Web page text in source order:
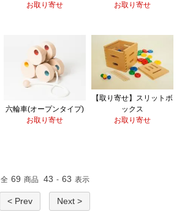
お取り寄せ
お取り寄せ
六輪車(オープンタイプ)
お取り寄せ
【取り寄せ】スリットボ
ックス
お取り寄せ
全 69 商品 43 - 63 表示
< Prev Next >